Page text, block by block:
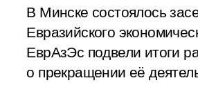
В Минске состоялось
Евразийского
ЕврАзЭс подвели итоги
о прекращении её